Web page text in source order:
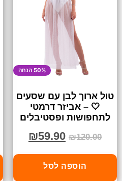
50% הנחה
טול ארוך לבן עם שסעים
🤍 – אביזר דרמטי
לתחפושות ופסטיבלים
₪120.00
₪59.90
הוספה לסל